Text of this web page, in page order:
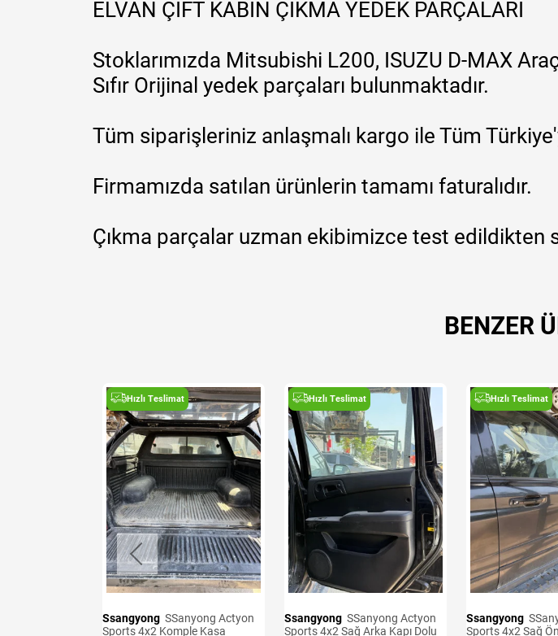
ELVAN ÇİFT KABİN ÇIKMA YEDEK PARÇALARI
Stoklarımızda Mitsubishi L200, ISUZU D-MAX
Sıfır Orijinal yedek parçaları bulunmaktadır.
Tüm siparişleriniz anlaşmalı kargo ile Tüm
Firmamızda satılan ürünlerin tamamı faturalıdır.
Çıkma parçalar uzman ekibimizce test edildikten
BENZER
Hızlı Teslimat
Ssangyong
Sports 4x2 Komple Kasa
Hızlı Teslimat
Ssangyong
Sports 4x2 Sağ Arka Kapı Dolu
Hızlı Teslimat
Ssangyong
Sports 4x2 Sağ